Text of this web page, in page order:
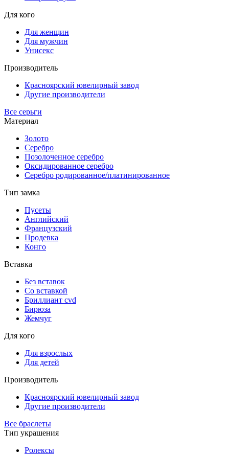
Для кого
Для женщин
Для мужчин
Унисекс
Производитель
Красноярский ювелирный завод
Другие производители
Все серьги
Материал
Золото
Серебро
Позолоченное серебро
Оксидированное серебро
Серебро родированное/платинированное
Тип замка
Пусеты
Английский
Французский
Продевка
Конго
Вставка
Без вставок
Со вставкой
Бриллиант cvd
Бирюза
Жемчуг
Для кого
Для взрослых
Для детей
Производитель
Красноярский ювелирный завод
Другие производители
Все браслеты
Тип украшения
Ролексы